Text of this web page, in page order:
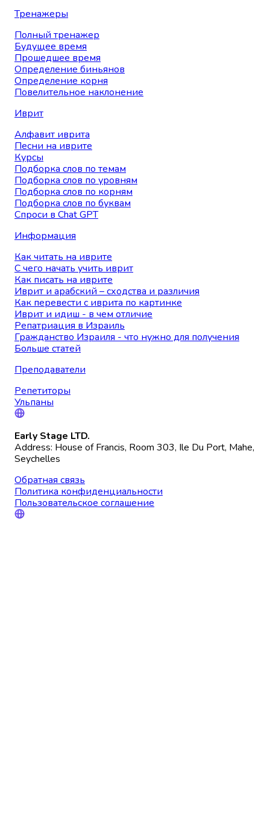
Тренажеры
Полный тренажер
Будущее время
Прошедшее время
Определение биньянов
Определение корня
Повелительное наклонение
Иврит
Алфавит иврита
Песни на иврите
Курсы
Подборка слов по темам
Подборка слов по уровням
Подборка слов по корням
Подборка слов по буквам
Спроси в Chat GPT
Информация
Как читать на иврите
С чего начать учить иврит
Как писать на иврите
Иврит и арабский – сходства и различия
Как перевести с иврита по картинке
Иврит и идиш - в чем отличие
Репатриация в Израиль
Гражданство Израиля - что нужно для получения
Больше статей
Преподаватели
Репетиторы
Ульпаны
Early Stage LTD.
Address: House of Francis, Room 303, Ile Du Port, Mahe,
Seychelles
Обратная связь
Политика конфиденциальности
Пользовательское соглашение